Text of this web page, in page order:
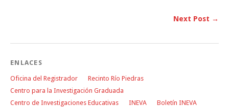
Next Post →
ENLACES
Oficina del Registrador
Recinto Río Piedras
Centro para la Investigación Graduada
Centro de Investigaciones Educativas
INEVA
Boletín INEVA